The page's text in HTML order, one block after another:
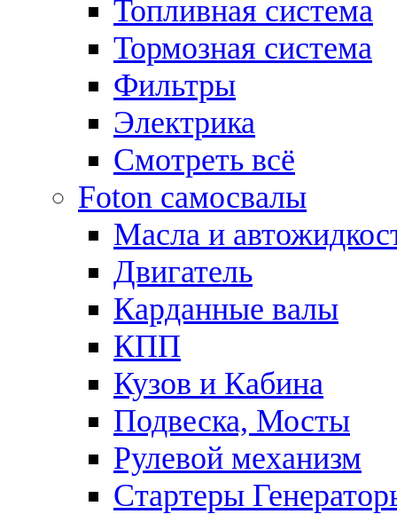
Топливная система
Тормозная система
Фильтры
Электрика
Смотреть всё
Foton самосвалы
Масла и
Двигатель
Карданные валы
КПП
Кузов и Кабина
Подвеска, Мосты
Рулевой механизм
Стартеры